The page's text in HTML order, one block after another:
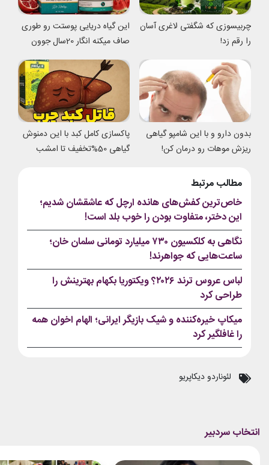
چربیسوزی که شگفتی لاغری آسان
را رقم زد!
این گیاه دریایی پوستت رو طوری
صاف میکنه انگار 20سال جوون
شدی
بدون دارو و با این شامپو گیاهی
ریزش موهات رو درمان کن!
پاکسازی کامل کبد با این دمنوش
گیاهی 50%تخفیف تا امشب
مطالب مرتبط
خاص‌ترین کفش‌های هانده ارچل که عاشقشان شدیم؛
این دختر، متفاوت بودن را خوب بلد است!
نگاهی به کلکسیون ۷۳۰ میلیارد تومانی سلمان خان؛
ساعت‌هایی که جواهرند!
لباس عروس ترند ۲۰۲۶؟ ویکتوریا بکهام بهترینش را
طراحی کرد
میکاپ خیره‌کننده و شیک بازیگر ایرانی؛ الهام اخوان همه
را غافلگیر کرد
لئوناردو دیکاپریو